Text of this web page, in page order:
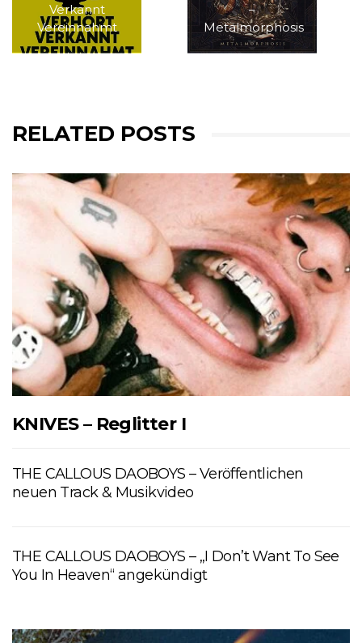
Verkannt
Vereinnahmt
–
Metalmorphosis
RELATED POSTS
KNIVES – Reglitter I
THE CALLOUS DAOBOYS – Veröffentlichen
neuen Track & Musikvideo
THE CALLOUS DAOBOYS – „I Don’t Want To See
You In Heaven“ angekündigt